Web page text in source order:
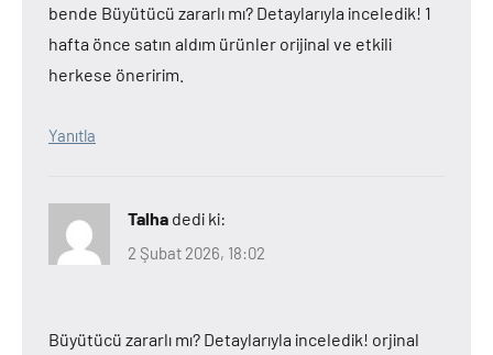
bende Büyütücü zararlı mı? Detaylarıyla inceledik! 1
hafta önce satın aldım ürünler orijinal ve etkili
herkese öneririm.
Yanıtla
Talha dedi ki:
2 Şubat 2026, 18:02
Büyütücü zararlı mı? Detaylarıyla inceledik! orjinal